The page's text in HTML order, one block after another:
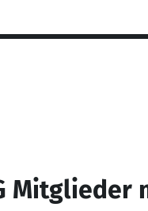
Mitglieder